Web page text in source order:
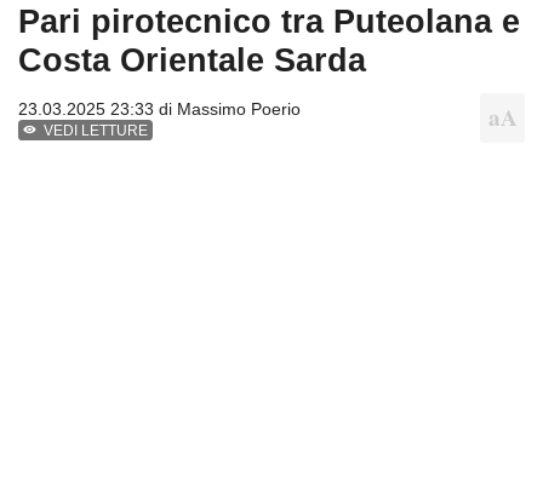
Pari pirotecnico tra Puteolana e
Costa Orientale Sarda
23.03.2025 23:33 di Massimo Poerio
VEDI LETTURE